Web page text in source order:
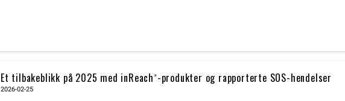
Et tilbakeblikk på 2025 med inReach®-produkter og rapporterte SOS-hendelser
2026-02-25